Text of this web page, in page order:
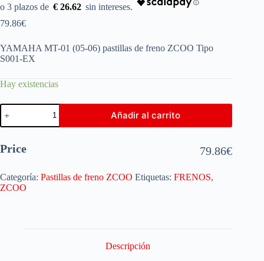
€ 26.62
79.86€
YAMAHA MT-01 (05-06) pastillas de freno ZCOO Tipo
S001-EX
Hay existencias
Añadir al carrito
Price 79.86€
Categoría: Pastillas de freno ZCOO Etiquetas: FRENOS,
ZCOO
Descripción